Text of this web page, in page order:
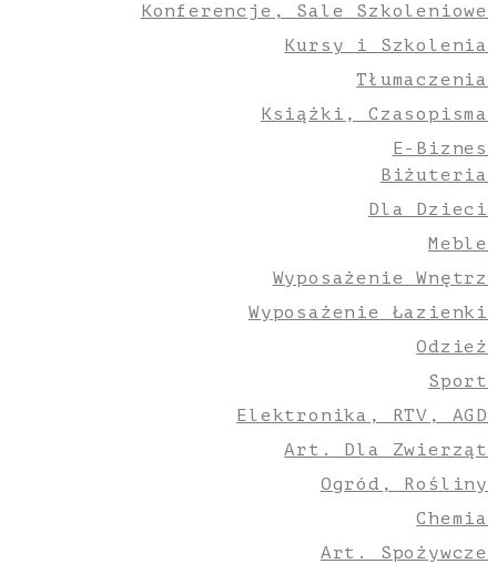
Konferencje, Sale Szkoleniowe
Kursy i Szkolenia
Tłumaczenia
Książki, Czasopisma
E-Biznes
Biżuteria
Dla Dzieci
Meble
Wyposażenie Wnętrz
Wyposażenie Łazienki
Odzież
Sport
Elektronika, RTV, AGD
Art. Dla Zwierząt
Ogród, Rośliny
Chemia
Art. Spożywcze